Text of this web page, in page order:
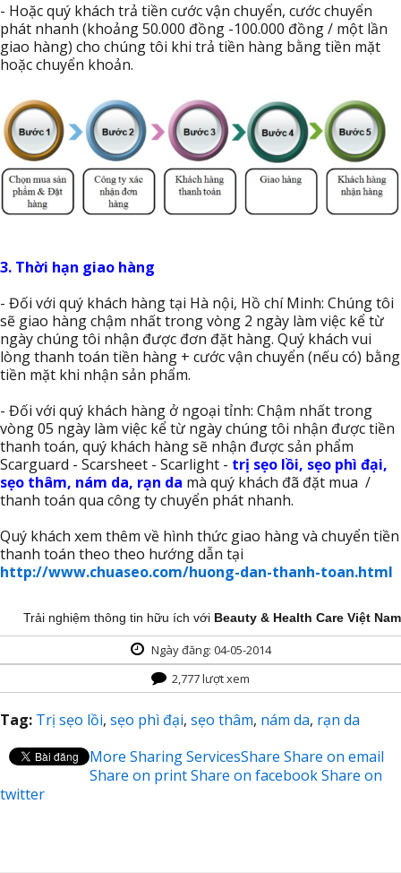
- Hoặc quý khách trả tiền cước vận chuyển, cước chuyển
phát nhanh (khoảng 50.000 đồng -100.000 đồng / một lần
giao hàng) cho chúng tôi khi trả tiền hàng bằng tiền mặt
hoặc chuyển khoản.
3. Thời hạn giao hàng
- Đối với quý khách hàng tại Hà nội, Hồ chí Minh: Chúng tôi
sẽ giao hàng chậm nhất trong vòng 2 ngày làm việc kể từ
ngày chúng tôi nhận được đơn đặt hàng. Quý khách vui
lòng thanh toán tiền hàng + cước vận chuyển (nếu có) bằng
tiền mặt khi nhận sản phẩm.
- Đối với quý khách hàng ở ngoại tỉnh: Chậm nhất trong
vòng 05 ngày làm việc kể từ ngày chúng tôi nhận được tiền
thanh toán, quý khách hàng sẽ nhận được sản phẩm
Scarguard - Scarsheet - Scarlight - trị sẹo lồi, sẹo phì đại,
sẹo thâm, nám da, rạn da mà quý khách đã đặt mua /
thanh toán qua công ty chuyển phát nhanh.
Quý khách xem thêm về hình thức giao hàng và chuyển tiền
thanh toán theo theo hướng dẫn tại
http://www.chuaseo.com/huong-dan-thanh-toan.html
Trải nghiệm thông tin hữu ích với Beauty & Health Care Việt Nam
Ngày đăng: 04-05-2014
2,777 lượt xem
Tag: Trị sẹo lồi, sẹo phì đại, sẹo thâm, nám da, rạn da
More Sharing ServicesShare Share on email
Share on printShare on facebookShare on
twitter